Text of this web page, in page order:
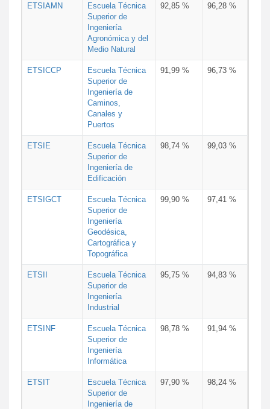
ETSIAMN
Escuela Técnica
Superior de
Ingeniería
Agronómica y del
Medio Natural
92,85 % 96,28 %
ETSICCP
Escuela Técnica
Superior de
Ingeniería de
Caminos,
Canales y
Puertos
91,99 % 96,73 %
ETSIE
Escuela Técnica
Superior de
Ingeniería de
Edificación
98,74 % 99,03 %
ETSIGCT
Escuela Técnica
Superior de
Ingeniería
Geodésica,
Cartográfica y
Topográfica
99,90 % 97,41 %
ETSII
Escuela Técnica
Superior de
Ingeniería
Industrial
95,75 % 94,83 %
ETSINF
Escuela Técnica
Superior de
Ingeniería
Informática
98,78 % 91,94 %
ETSIT
Escuela Técnica
Superior de
Ingeniería de
97,90 % 98,24 %